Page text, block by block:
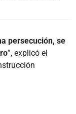
persecución, se
”, explicó el